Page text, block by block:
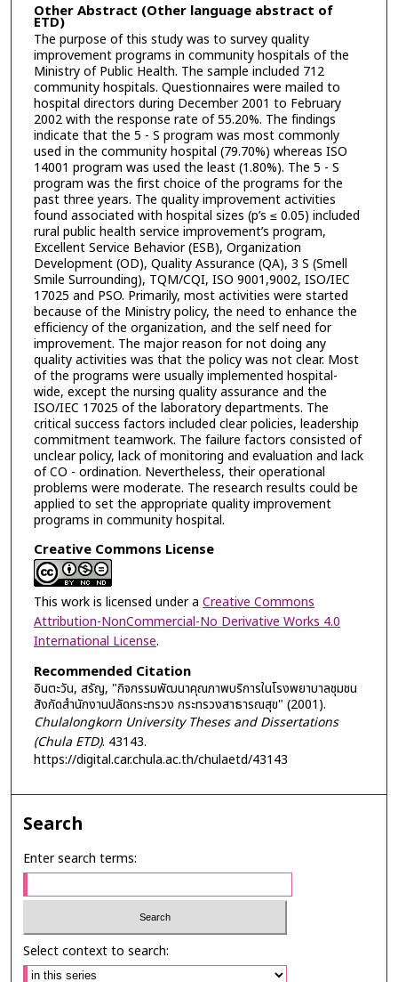
Other Abstract (Other language abstract of
ETD)
The purpose of this study was to survey quality
improvement programs in community hospitals of the
Ministry of Public Health. The sample included 712
community hospitals. Questionnaires were mailed to
hospital directors during December 2001 to February
2002 with the response rate of 55.20%. The findings
indicate that the 5 - S program was most commonly
used in the community hospital (79.70%) whereas ISO
14001 program was used the least (1.80%). The 5 - S
program was the first choice of the programs for the
past three years. The quality improvement activities
found associated with hospital sizes (p’s ≤ 0.05) included
rural public health service improvement’s program,
Excellent Service Behavior (ESB), Organization
Development (OD), Quality Assurance (QA), 3 S (Smell
Smile Surrounding), TQM/CQI, ISO 9001,9002, ISO/IEC
17025 and PSO. Primarily, most activities were started
because of the Ministry policy, the need to enhance the
efficiency of the organization, and the self need for
improvement. The major reason for not doing any
quality activities was that the policy was not clear. Most
of the programs were usually implemented hospital-
wide, except the nursing quality assurance and the
ISO/IEC 17025 of the laboratory departments. The
critical success factors included clear policies, leadership
commitment teamwork. The failure factors consisted of
unclear policy, lack of monitoring and evaluation and lack
of CO - ordination. Nevertheless, their operational
problems were moderate. The research results could be
applied to set the appropriate quality improvement
programs in community hospital.
Creative Commons License
This work is licensed under a Creative Commons
Attribution-NonCommercial-No Derivative Works 4.0
International License.
Recommended Citation
อินตะวัน, สรัญ, "กิจกรรมพัฒนาคุณภาพบริการในโรงพยาบาลชุมชน
สังกัดสำนักงานปลัดกระทรวง กระทรวงสาธารณสุข" (2001).
Chulalongkorn University Theses and Dissertations
(Chula ETD). 43143.
https://digital.car.chula.ac.th/chulaetd/43143
Search
Enter search terms:
Select context to search: